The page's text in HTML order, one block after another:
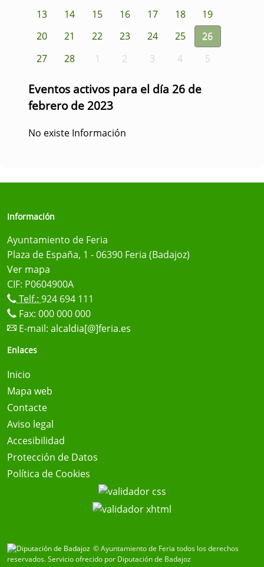
13
14 15 16 17 18
19
20
21 22 23 24 25
26
27
28 1 2 3 4 5
Eventos activos para el día 26 de
febrero de 2023
No existe Información
Información
Ayuntamiento de Feria
Plaza de España, 1 - 06390 Feria (Badajoz)
Ver mapa
CIF: P0604900A
Telf.: 924 694 111
Fax: 000 000 000
E-mail: alcaldia[@]feria.es
Enlaces
Inicio
Mapa web
Contacte
Aviso legal
Accesibilidad
Protección de Datos
Política de Cookies
© Ayuntamiento de Feria todos los derechos
reservados.Servicio ofrecido por Diputación de Badajoz